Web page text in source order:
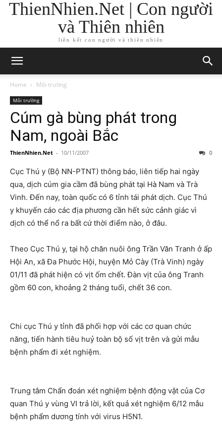
ThienNhien.Net | Con người
và Thiên nhiên
liên kết con người và thiên nhiên
Home Môi trường
Môi trường
Cúm gà bùng phát trong
Nam, ngoài Bắc
ThienNhien.Net - 10/11/2007 0
Cục Thú y (Bộ NN-PTNT) thông báo, liên tiếp hai ngày
qua, dịch cúm gia cầm đã bùng phát tại Hà Nam và Trà
Vinh. Đến nay, toàn quốc có 6 tỉnh tái phát dịch. Cục Thú
y khuyến cáo các địa phương cần hết sức cảnh giác vì
dịch có thể nổ ra bất cứ thời điểm nào, ở đâu.
Theo Cục Thú y, tại hộ chăn nuôi ông Trần Văn Tranh ở ấp
Hội An, xã Đa Phước Hội, huyện Mỏ Cày (Trà Vinh) ngày
01/11 đã phát hiện có vịt ốm chết. Đàn vịt của ông Tranh
gồm 60 con, khoảng 2 tháng tuổi, chết 36 con.
Chi cục Thú y tỉnh đã phối hợp với các cơ quan chức
năng, tiến hành tiêu huỷ toàn bộ số vịt trên và gửi mẫu
bệnh phẩm đi xét nghiệm.
Trung tâm Chẩn đoán xét nghiệm bệnh động vật của Cơ
quan Thú y vùng VI trả lời, kết quả xét nghiệm 6/12 mẫu
bệnh phẩm dương tính với virus H5N1.